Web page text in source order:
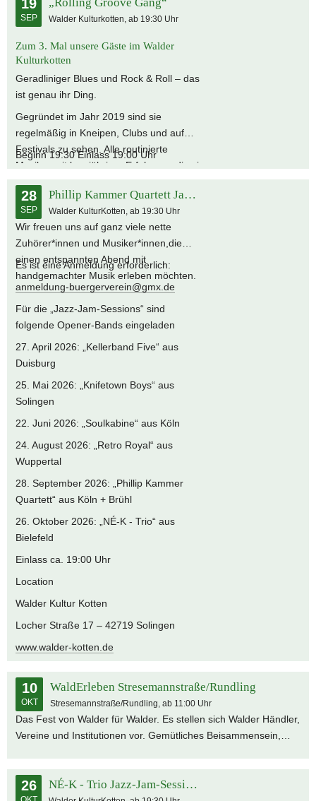
Blues- und Rocktitel prägen den kompakten, erdigen Sound der
Rolling Groove Gang.
19
SEP Walder Kulturkotten, ab 19:30 Uhr
Zum 3. Mal unsere Gäste im Walder
Kulturkotten
Geradliniger Blues und Rock & Roll – das
ist genau ihr Ding.
Gegründet im Jahr 2019 sind sie
regelmäßig in Kneipen, Clubs und auf
Festivals zu sehen. Alle routinierte
Musiker mit langjähriger Erfahrung, die sie
unterschiedlichsten Formationen live und
im Studio sammeln konnten. Diese
Erfahrung und die exzellente Auswahl
ihrer Blues- und Rocktitel prägen den
kompakten, erdigen Sound der Rolling
Groove Gang.
Beginn 19:30 Einlass 19:00 Uhr
28
SEP
Phillip Kammer Quartett Jazz-Jam-Session
Walder KulturKotten, ab 19:30 Uhr
Wir freuen uns auf ganz viele nette
Zuhörer*innen und Musiker*innen,die
einen entspannten Abend mit
handgemachter Musik erleben möchten.
Es ist eine Anmeldung erforderlich:
anmeldung-buergerverein@gmx.de
Für die „Jazz-Jam-Sessions“ sind
folgende Opener-Bands eingeladen
27. April 2026: „Kellerband Five“ aus
Duisburg
25. Mai 2026: „Knifetown Boys“ aus
Solingen
22. Juni 2026: „Soulkabine“ aus Köln
24. August 2026: „Retro Royal“ aus
Wuppertal
28. September 2026: „Phillip Kammer
Quartett“ aus Köln + Brühl
26. Oktober 2026: „NÉ-K - Trio“ aus
Bielefeld
Einlass ca. 19:00 Uhr
Location
Walder Kultur Kotten
Locher Straße 17 – 42719 Solingen
www.walder-kotten.de
10
OKT
WaldErleben Stresemannstraße/Rundling
Stresemannstraße/Rundling, ab 11:00 Uhr
Das Fest von Walder für Walder. Es stellen sich Walder Händler,
Vereine und Institutionen vor. Gemütliches Beisammensein,
26 NÉ-K - Trio Jazz-Jam-Session